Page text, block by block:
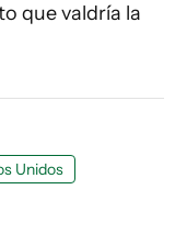
que valdría la
Unidos